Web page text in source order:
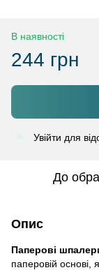
В наявності
244 грн
Увійти для
До
Опис
Паперові
паперовій основі,